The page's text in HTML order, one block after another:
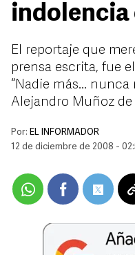
El reportaje que
prensa escrita, fue
“Nadie más...
Alejandro Muñoz de
Por: EL INFORMADOR
12 de diciembre de 2008 -